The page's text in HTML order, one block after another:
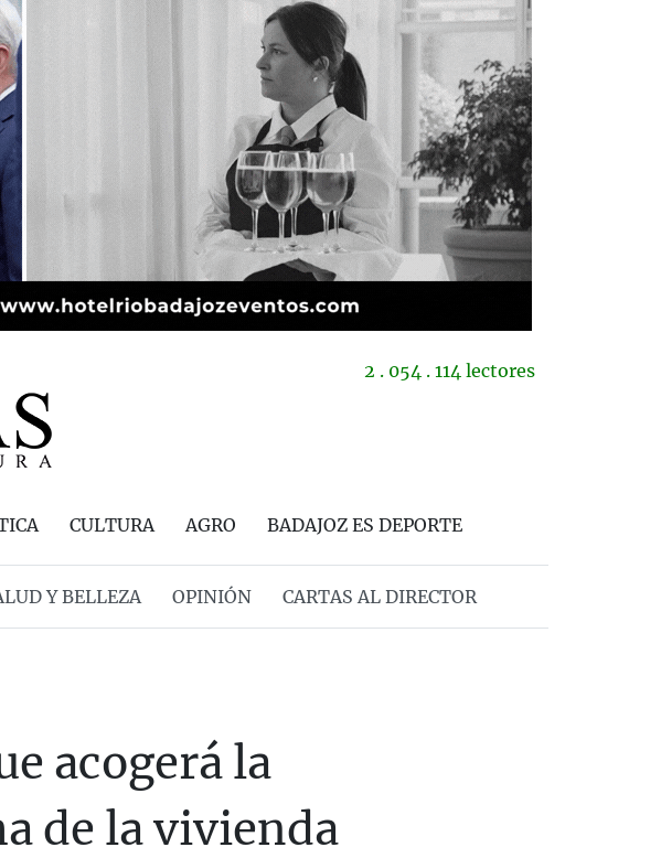
2 . 054 . 114 lectores
CULTURA AGRO BADAJOZ ES DEPORTE
Y BELLEZA OPINIÓN CARTAS AL DIRECTOR
acogerá la
de la vivienda